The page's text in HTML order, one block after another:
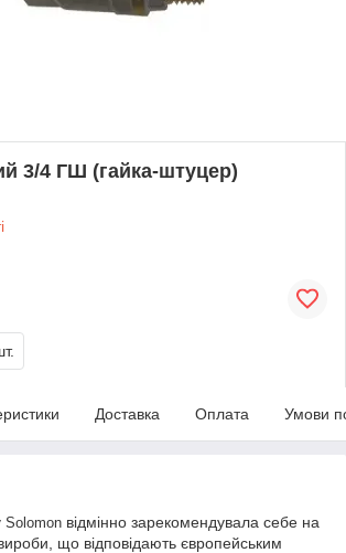
3/4 ГШ (гайка-штуцер)
Доставка Оплата Умови
Solomon відмінно зарекомендувала себе на
що відповідають європейським